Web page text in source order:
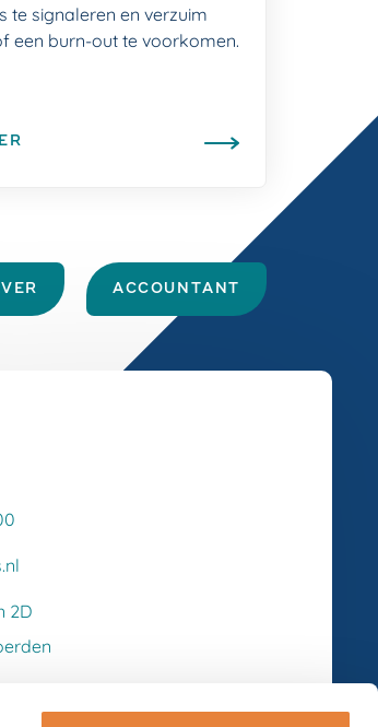
te signaleren en verzuim
een burn-out te voorkomen.
ACCOUNTANT
2D